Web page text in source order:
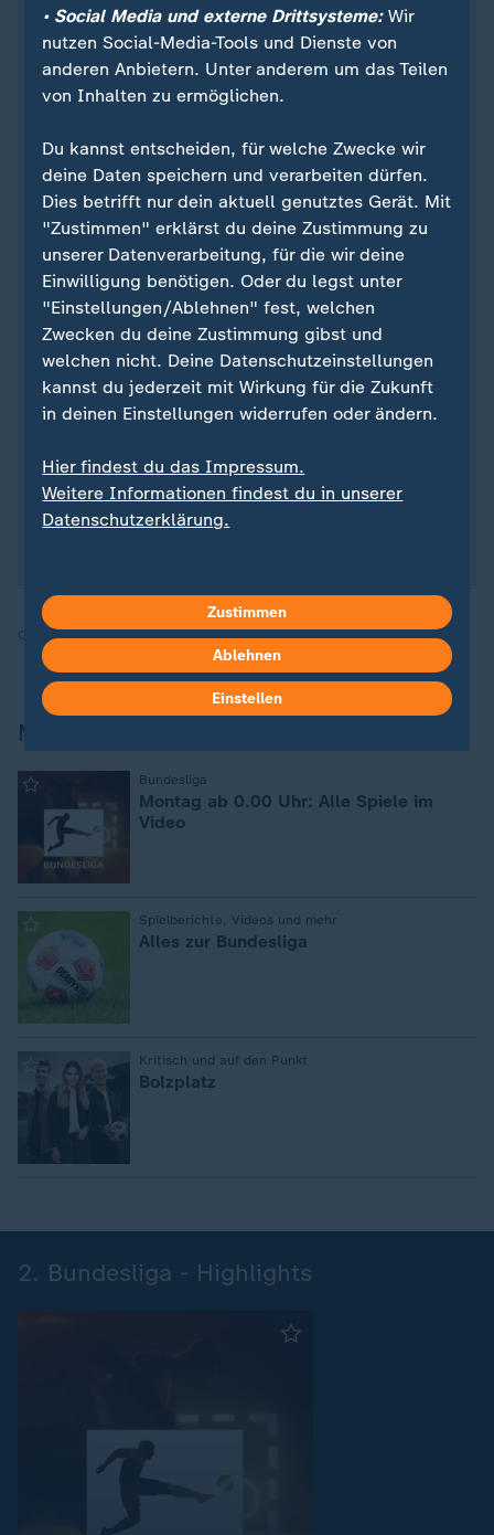
Quelle: Reuters
Sie wollen über Sport stets auf dem Laufenden
bleiben? Dann ist unser sportstudio-WhatsApp-
Channel genau das Richtige für Sie. Egal ob
morgens zum Kaffee, mittags zum Lunch oder zum
direkt auf Ihr Smartphone. Melden Sie sich hier
ganz einfach für unseren WhatsApp-Channel an:
sportstudio-WhatsApp-Channel
Quelle:SID, dpa
Mehr Bundesliga
Bundesliga
Montag ab 0.00 Uhr: Alle Spiele im
Video
Spielberichte, Videos und mehr
Alles zur Bundesliga
Kritisch und auf den Punkt
Bolzplatz
2. Bundesliga - Highlights
• Social Media und externe Drittsysteme:Wir
nutzen Social-Media-Tools und Dienste von
anderen Anbietern. Unter anderem um das Teilen
von Inhalten zu ermöglichen.
Du kannst entscheiden, für welche Zwecke wir
deine Daten speichern und verarbeiten dürfen.
Dies betrifft nur dein aktuell genutztes Gerät. Mit
"Zustimmen" erklärst du deine Zustimmung zu
unserer Datenverarbeitung, für die wir deine
Einwilligung benötigen. Oder du legst unter
"Einstellungen/Ablehnen" fest, welchen
Zwecken du deine Zustimmung gibst und
welchen nicht. Deine Datenschutzeinstellungen
kannst du jederzeit mit Wirkung für die Zukunft
in deinen Einstellungen widerrufen oder ändern.
Hier findest du das Impressum.
Weitere Informationen findest du in unserer
Datenschutzerklärung.
Zustimmen
Ablehnen
Einstellen